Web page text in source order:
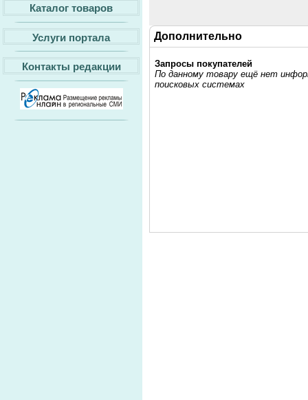
Каталог товаров
Услуги портала
Контакты редакции
Дополнительно
Запросы покупателей
По данному товару ещё нет
поисковых системах